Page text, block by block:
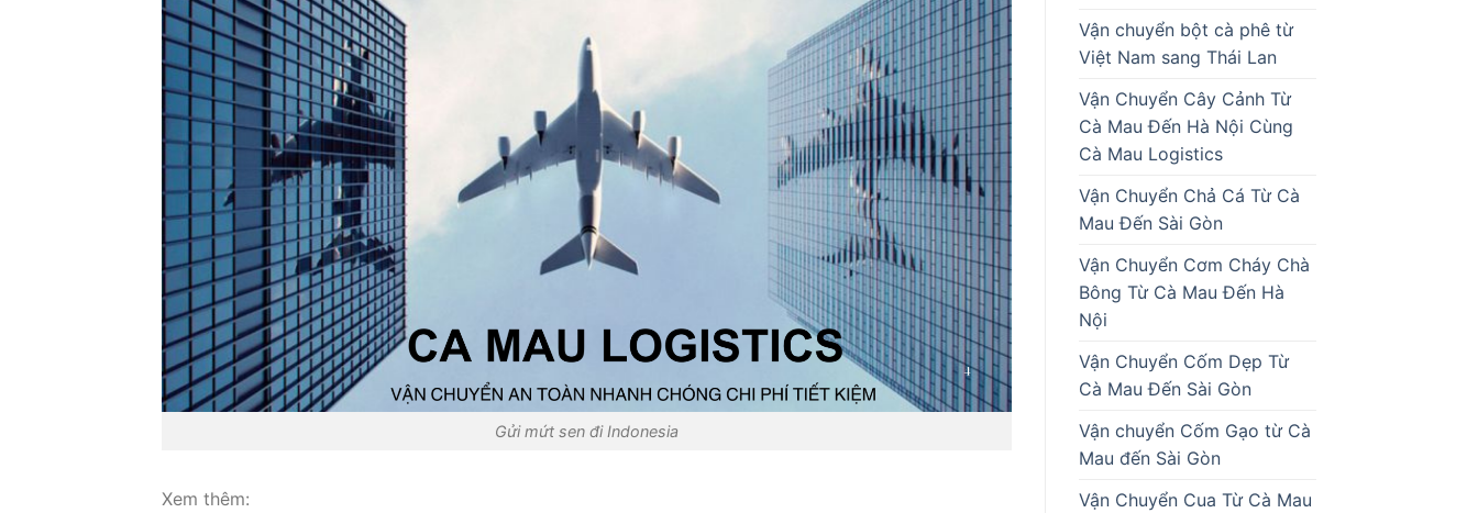
Gửi mứt sen đi Indonesia
Xem thêm:
Vận chuyển bột cà phê từ
Việt Nam sang Thái Lan
Vận Chuyển Cây Cảnh Từ
Cà Mau Đến Hà Nội Cùng
Cà Mau Logistics
Vận Chuyển Chả Cá Từ Cà
Mau Đến Sài Gòn
Vận Chuyển Cơm Cháy Chà
Bông Từ Cà Mau Đến Hà
Nội
Vận Chuyển Cốm Dẹp Từ
Cà Mau Đến Sài Gòn
Vận chuyển Cốm Gạo từ Cà
Mau đến Sài Gòn
Vận Chuyển Cua Từ Cà Mau